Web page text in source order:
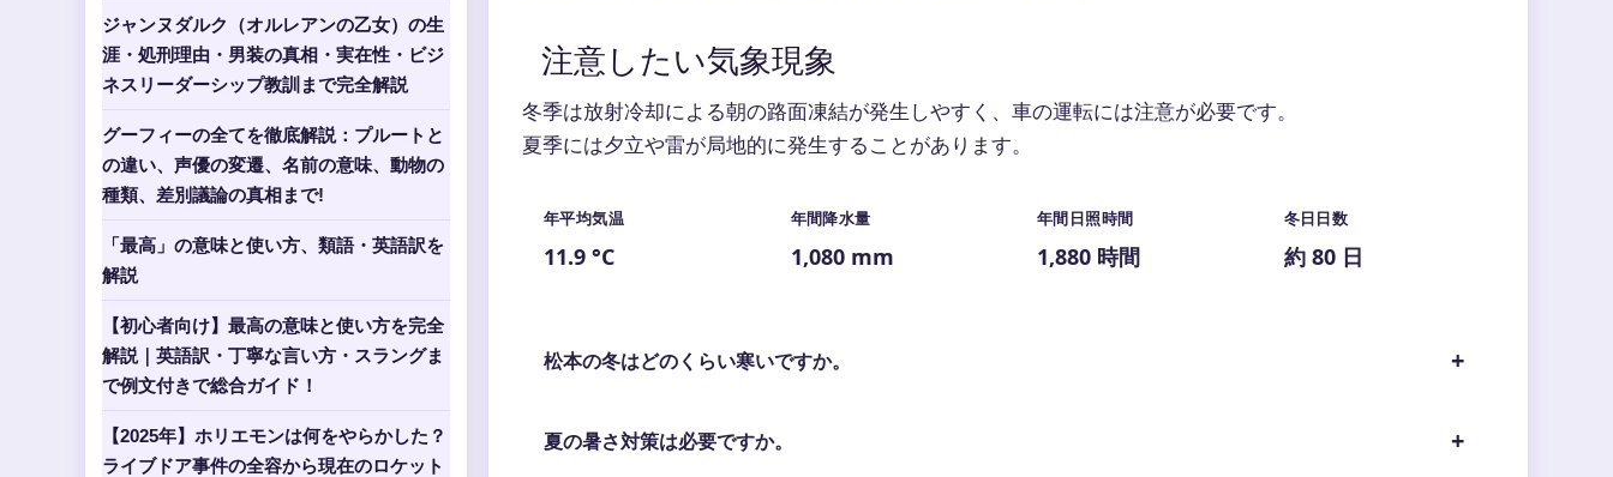
注意したい気象現象
冬季は放射冷却による朝の路面凍結が発生しやすく、車の運転には注意が必要です。
夏季には夕立や雷が局地的に発生することがあります。
年平均気温
11.9 °C
年間降水量
1,080 mm
年間日照時間
1,880 時間
冬日日数
約 80 日
松本の冬はどのくらい寒いですか。
夏の暑さ対策は必要ですか。
ジャンヌダルク（オルレアンの乙女）の生
涯・処刑理由・男装の真相・実在性・ビジ
ネスリーダーシップ教訓まで完全解説
グーフィーの全てを徹底解説：プルートと
の違い、声優の変遷、名前の意味、動物の
種類、差別議論の真相まで!
「最高」の意味と使い方、類語・英語訳を
解説
【初心者向け】最高の意味と使い方を完全
解説｜英語訳・丁寧な言い方・スラングま
で例文付きで総合ガイド！
【2025年】ホリエモンは何をやらかした？
ライブドア事件の全容から現在のロケット